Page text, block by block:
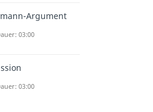
Argument
03:00
03:00